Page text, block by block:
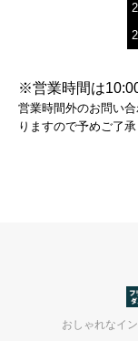
※営業時間は
営業時間外のお問い
りますので予めご了承
おしゃれなイ